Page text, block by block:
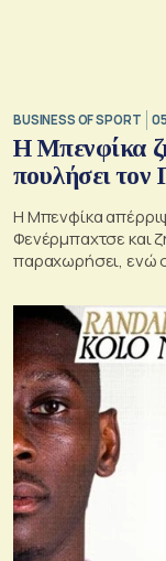
BUSINESS OF SPORT
Η Μπενφίκα
πουλήσει τον
Η Μπενφίκα
Φενέρμπαχτσε και
παραχωρήσει, ενώ ο